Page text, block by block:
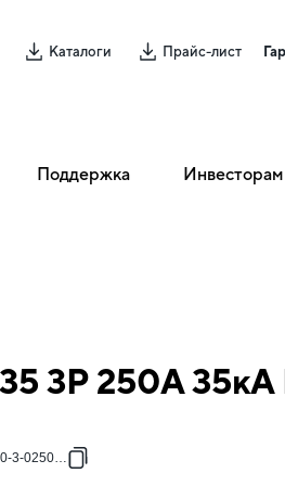
Каталоги Прайс-лист
Поддержка Инвесторам
3Р 250А 35кА
3-0250-02